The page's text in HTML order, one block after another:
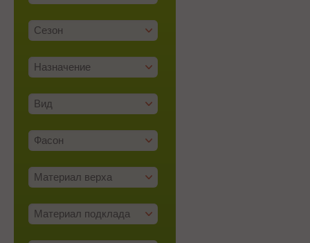
Сезон
Назначение
Вид
Фасон
Материал верха
Материал подклада